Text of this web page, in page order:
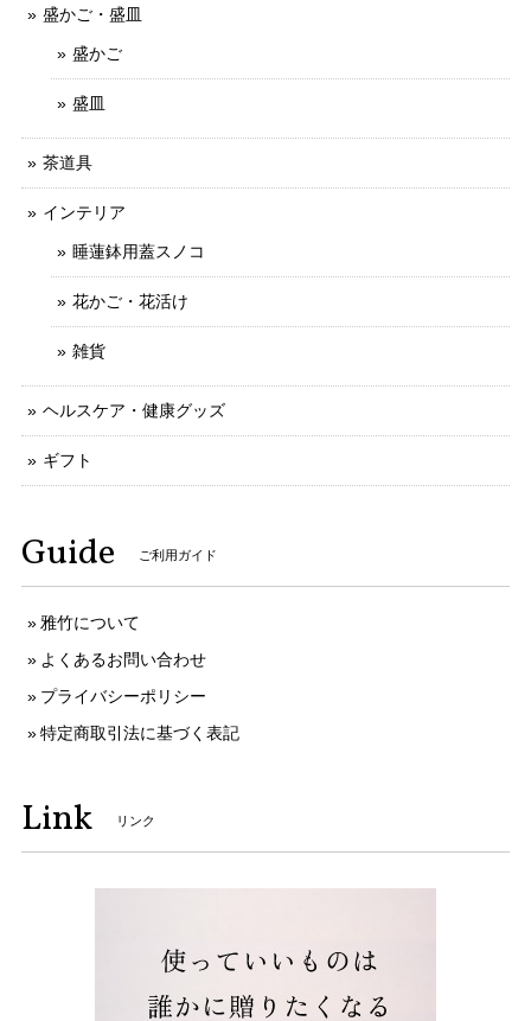
盛かご・盛皿
盛かご
盛皿
茶道具
インテリア
睡蓮鉢用蓋スノコ
花かご・花活け
雑貨
ヘルスケア・健康グッズ
ギフト
Guide ご利用ガイド
雅竹について
よくあるお問い合わせ
プライバシーポリシー
特定商取引法に基づく表記
Link リンク